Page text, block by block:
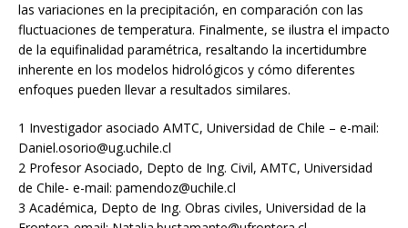
las variaciones en la precipitación, en comparación con las
fluctuaciones de temperatura. Finalmente, se ilustra el impacto
de la equifinalidad paramétrica, resaltando la incertidumbre
inherente en los modelos hidrológicos y cómo diferentes
enfoques pueden llevar a resultados similares.
1 Investigador asociado AMTC, Universidad de Chile – e-mail:
Daniel.osorio@ug.uchile.cl
2 Profesor Asociado, Depto de Ing. Civil, AMTC, Universidad
de Chile- e-mail: pamendoz@uchile.cl
3 Académica, Depto de Ing. Obras civiles, Universidad de la